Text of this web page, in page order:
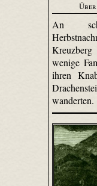
An
wenige
ihren
wanderten.